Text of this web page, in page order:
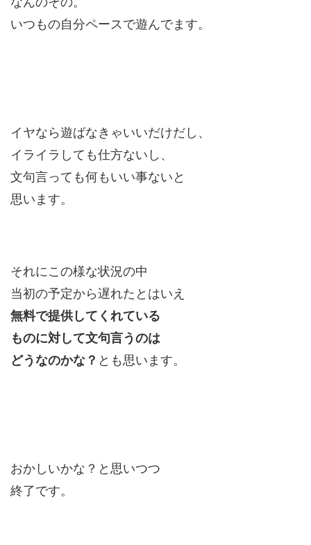
いつもの自分ペースで遊んでます。
イヤなら遊ばなきゃいいだけだし、
イライラしても仕方ないし、
文句言っても何もいい事ないと
思います。
それにこの様な状況の中
当初の予定から遅れたとはいえ
無料で提供してくれている
ものに対して文句言うのは
どうなのかな？ とも思います。
おかしいかな？と思いつつ
終了です。